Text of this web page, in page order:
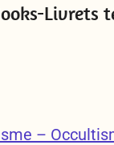
Livrets
–